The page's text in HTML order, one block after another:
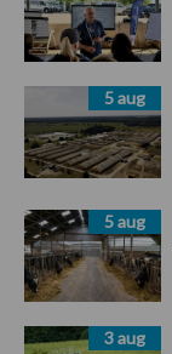
5 aug
5 aug
3 aug